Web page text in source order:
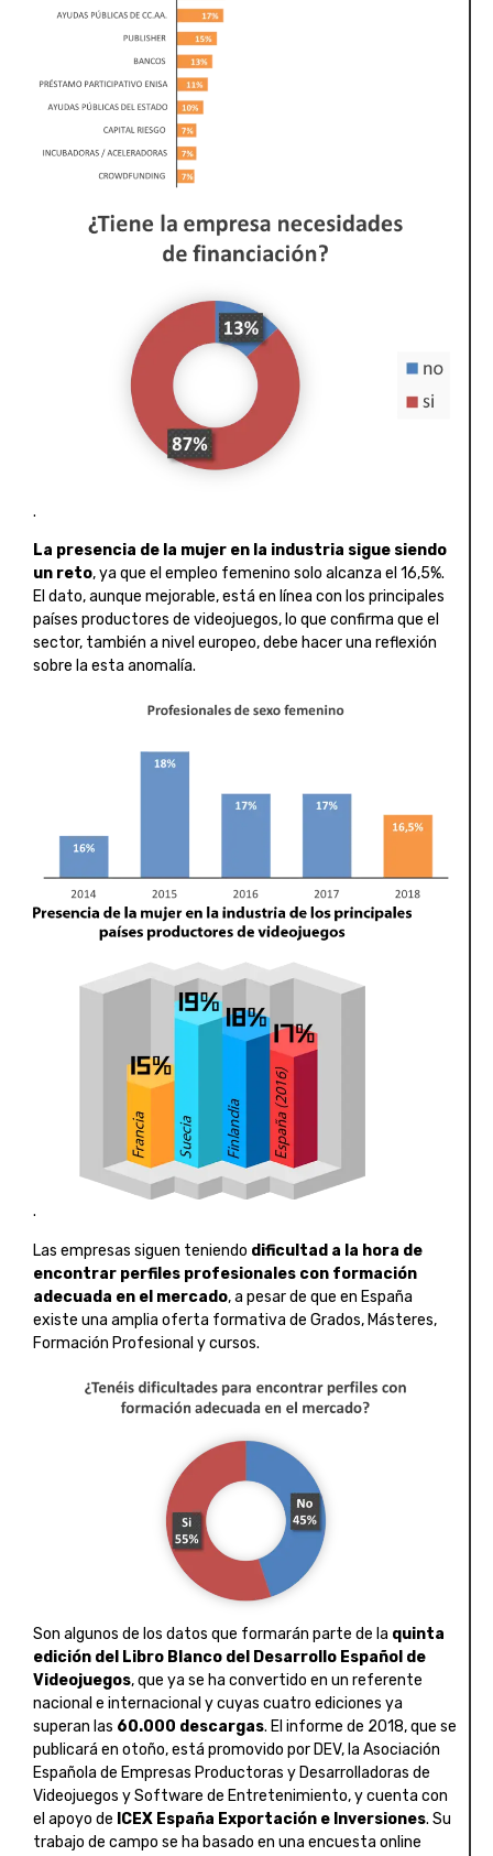
.
La presencia de la mujer en la industria sigue siendo
un reto, ya que el empleo femenino solo alcanza el 16,5%.
El dato, aunque mejorable, está en línea con los principales
países productores de videojuegos, lo que confirma que el
sector, también a nivel europeo, debe hacer una reflexión
sobre la esta anomalía.
.
Las empresas siguen teniendo dificultad a la hora de
encontrar perfiles profesionales con formación
adecuada en el mercado, a pesar de que en España
existe una amplia oferta formativa de Grados, Másteres,
Formación Profesional y cursos.
Son algunos de los datos que formarán parte de la quinta
edición del Libro Blanco del Desarrollo Español de
Videojuegos, que ya se ha convertido en un referente
nacional e internacional y cuyas cuatro ediciones ya
superan las 60.000 descargas. El informe de 2018, que se
publicará en otoño, está promovido por DEV, la Asociación
Española de Empresas Productoras y Desarrolladoras de
Videojuegos y Software de Entretenimiento, y cuenta con
el apoyo de ICEX España Exportación e Inversiones. Su
trabajo de campo se ha basado en una encuesta online